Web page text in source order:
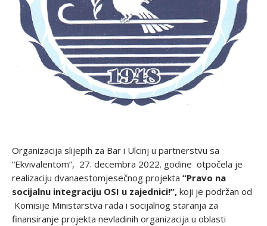
Organizacija slijepih za Bar i Ulcinj u partnerstvu sa
“Ekvivalentom”, 27. decembra 2022. godine otpočela je
realizaciju dvanaestomjesečnog projekta “Pravo na
socijalnu integraciju OSI u zajednici!”, koji je podržan od
Komisije Ministarstva rada i socijalnog staranja za
finansiranje projekta nevladinih organizacija u oblasti